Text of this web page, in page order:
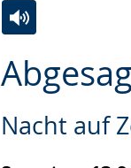
Nacht auf
Leichten
Sprache
wechseln.
Audio-
Unterstützung.
Video
Deutscher